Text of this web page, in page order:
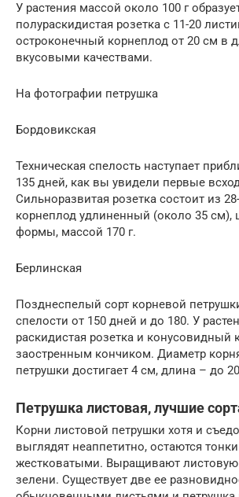
У растения массой около 100 г
полураскидистая розетка с 11-20
остроконечный корнеплод от 20 см в
вкусовыми качествами.
На фотографии петрушка
Бордовикская
Техническая спелость наступает
135 дней, как вы увидели первые
Сильноразвитая розетка состоит из
корнеплод удлиненный (около 35 см),
формы, массой 170 г.
Берлинская
Позднеспелый сорт корневой
спелости от 150 дней и до 180. У
раскидистая розетка и конусовидный
заостренным кончиком. Диаметр
петрушки достигает 4 см, длина – до
Петрушка листовая, лучшие
Корни листовой петрушки хотя и
выглядят неаппетитно, остаются
жестковатыми. Выращивают листовую
зелени. Существует две ее